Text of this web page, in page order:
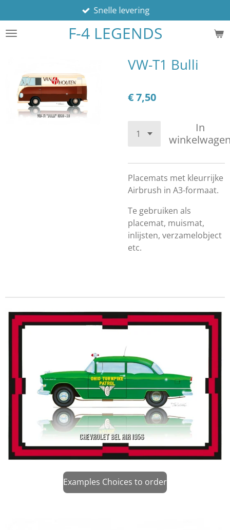
direct
naar
F-4 LEGENDS
Snelle levering
VW-T1 Bulli
€ 7,50
In
Placemats met kleurrijke
Airbrush in A3-formaat.
Te gebruiken als
placemat, muismat,
inlijsten, verzamelobject
etc.
Examples Choices to order